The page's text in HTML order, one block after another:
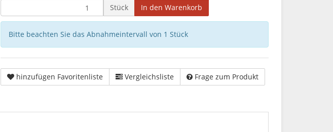
Stück In den Warenkorb
Bitte beachten Sie das Abnahmeintervall von 1 Stück
hinzufügen Favoritenliste Vergleichsliste Frage zum Produkt